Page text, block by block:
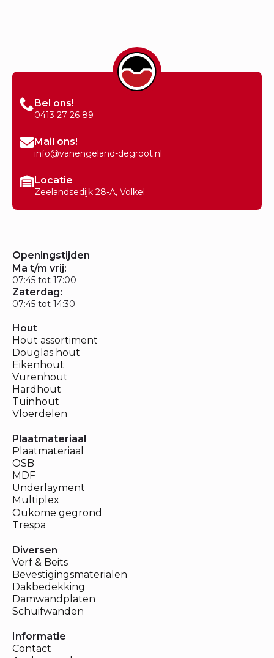
Bel ons!
0413 27 26 89
Mail ons!
info@vanengeland-degroot.nl
Locatie
Zeelandsedijk 28-A, Volkel
Openingstijden
Ma t/m vrij:
07:45 tot 17:00
Zaterdag:
07:45 tot 14:30
Hout
Hout assortiment
Douglas hout
Eikenhout
Vurenhout
Hardhout
Tuinhout
Vloerdelen
Plaatmateriaal
Plaatmateriaal
OSB
MDF
Underlayment
Multiplex
Oukome gegrond
Trespa
Diversen
Verf & Beits
Bevestigingsmaterialen
Dakbedekking
Damwandplaten
Schuifwanden
Informatie
Contact